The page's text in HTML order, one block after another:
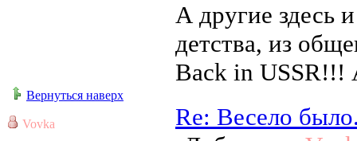
А другие здесь
детства, из
Back in USSR!!!
Вернуться наверх
Vovka
Re: Весело